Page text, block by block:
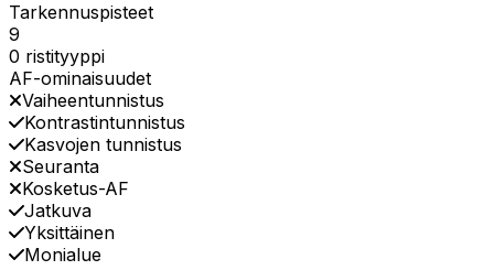
Tarkennuspisteet
9
0 ristityyppi
AF-ominaisuudet
Vaiheentunnistus
Kontrastintunnistus
Kasvojen tunnistus
Seuranta
Kosketus-AF
Jatkuva
Yksittäinen
Monialue